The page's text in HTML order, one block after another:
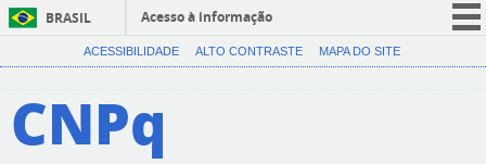
BRASIL
Acesso à informação
CORONAVÍRUS (COVID-19)
ACESSIBILIDADE ALTO CONTRASTE MAPA DO SITE
CNPq